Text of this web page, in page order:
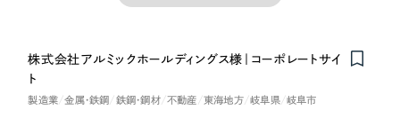
株式会社アルミックホールディングス様｜コーポレートサイ
ト
製造業 金属・鉄鋼 鉄鋼・鋼材 不動産 東海地方 岐阜県 岐阜市